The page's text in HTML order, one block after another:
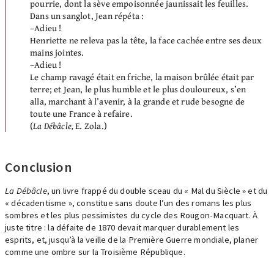
pourrie, dont la sève empoisonnée jaunissait les feuilles.
Dans un sanglot, Jean répéta :
–Adieu !
Henriette ne releva pas la tête, la face cachée entre ses deux
mains jointes.
–Adieu !
Le champ ravagé était en friche, la maison brûlée était par
terre; et Jean, le plus humble et le plus douloureux, s’en
alla, marchant à l’avenir, à la grande et rude besogne de
toute une France à refaire.
(La Débâcle,E. Zola.)
Conclusion
La Débâcle, un livre frappé du double sceau du « Mal du Siècle » et du
« décadentisme », constitue sans doute l’un des romans les plus
sombres et les plus pessimistes du cycle des Rougon-Macquart. À
juste titre : la défaite de 1870 devait marquer durablement les
esprits, et, jusqu’à la veille de la Première Guerre mondiale, planer
comme une ombre sur la Troisième République.